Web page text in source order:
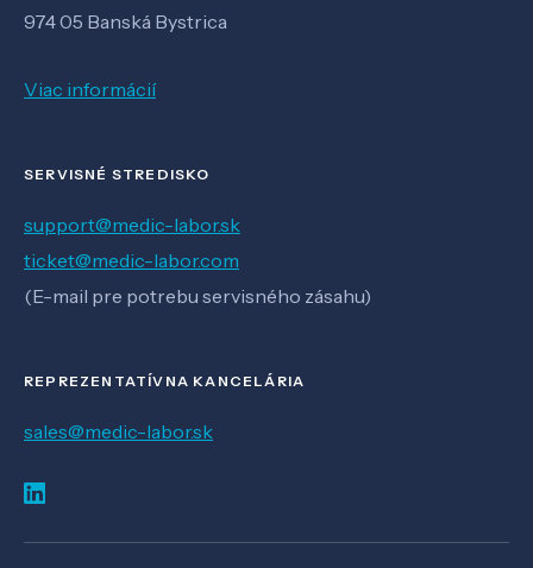
974 05 Banská Bystrica
Viac informácií
SERVISNÉ STREDISKO
support@medic-labor.sk
ticket@medic-labor.com
(E-mail pre potrebu servisného zásahu)
REPREZENTATÍVNA KANCELÁRIA
sales@medic-labor.sk